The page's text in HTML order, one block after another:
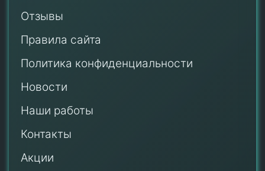
Отзывы
Правила сайта
Политика конфиденциальности
Новости
Наши работы
Контакты
Акции